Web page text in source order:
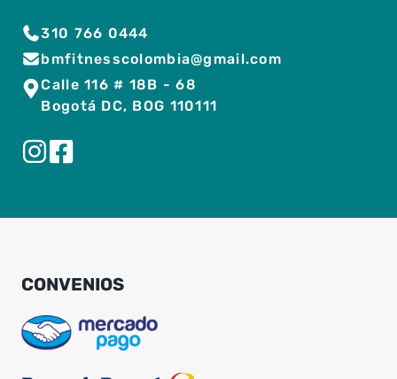
310 766 0444
bmfitnesscolombia@gmail.com
Calle 116 # 18B - 68
Bogotá DC, BOG 110111
CONVENIOS